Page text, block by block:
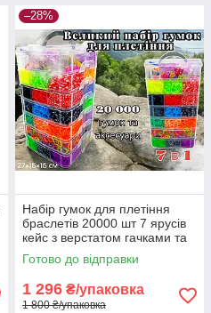
–28%
Набір гумок для плетіння
браслетів 20000 шт 7 ярусів
кейс з верстатом гачками та
аксесуарами
Готово до відправки
1 296 ₴/упаковка
1 800 ₴/упаковка